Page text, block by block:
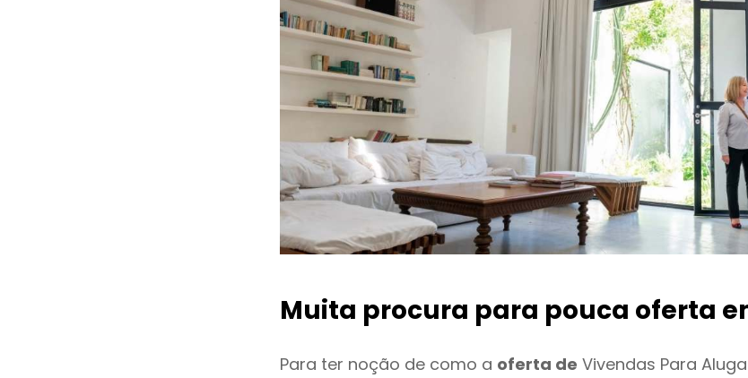
Muita procura para pouca oferta
Para ter noção de como a oferta de Vivendas Para